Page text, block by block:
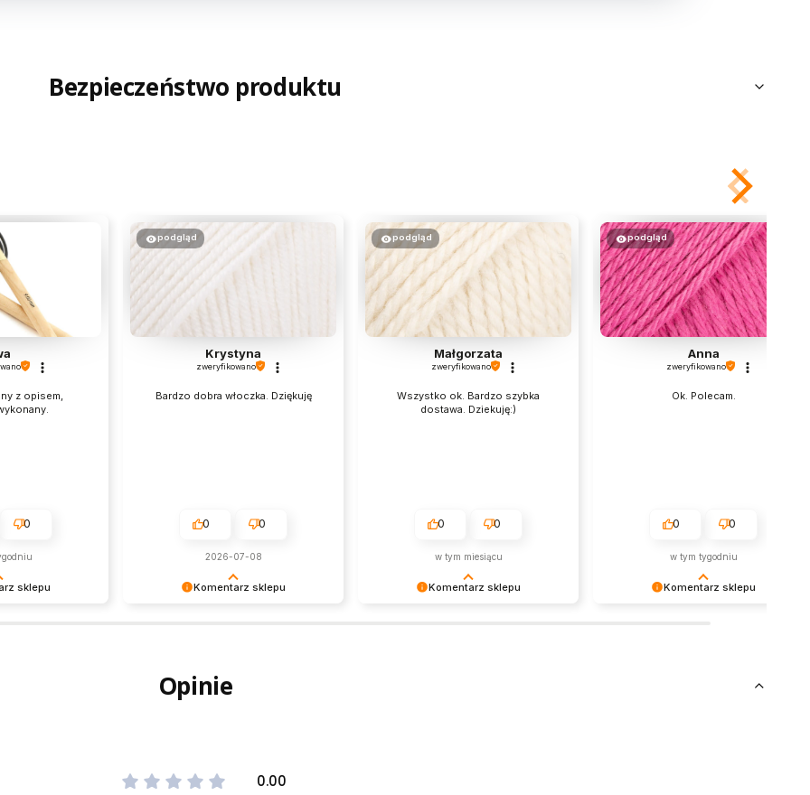
Bezpieczeństwo produktu
sklepu
z opisem,
0
Komentarz sklepu
nami Twoimi doświadczeniami. Do
zobaczenia!
podgląd
Krystyna
zweryfikowano
Bardzo dobra włoczka. Dziękuję
0 0
2026-07-08
Komentarz sklepu
podgląd
Małgorzata
zweryfikowano
Wszystko ok. Bardzo szybka
dostawa. Dziekuję:)
0 0
w tym miesiącu
Komentarz sklepu
pozdrowieniami, obsługa sklepu.
podgląd
Anna
zweryfikowano
Ok. Polecam.
0 0
w tym tygodniu
Opinie
0.00